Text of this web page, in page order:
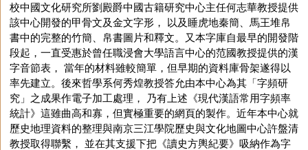
校中國文化研究所劉殿爵中國古籍研究中心主任何志華教授提供
該中心開發的甲骨文及金文字形， 以及睡虎地秦簡、馬王堆帛
書中的完整的竹簡、帛書圖片和釋文。又本字庫自最早的開發階
段起，一直受惠於曾任職浸會大學語言中心的范國教授提供的漢
字音節表， 當年的材料雖較簡單，但早期的資料庫骨架遂得以
率先建立。後來哲學系何秀煌教授答允由本中心為其「字頻研
究」之成果作電子加工處理， 乃有上述《現代漢語常用字頻率
統計》這雖曲高和寡，但實極重要的網頁的製作。近年本中心就
歷史地理資料的整理與南京三江學院歷史與文化地圖中心許盤清
教授取得聯繫， 並在其支援下把《讀史方輿紀要》吸納作為字